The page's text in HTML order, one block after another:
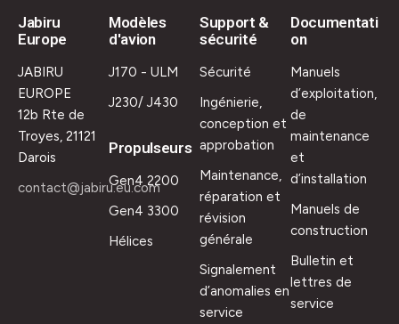
Jabiru
Europe
JABIRU
EUROPE
12b Rte de
Troyes, 21121
Darois
contact@jabiru.eu.com
Modèles
d'avion
J170 - ULM
J230/ J430
Propulseurs
Gen4 2200
Gen4 3300
Hélices
Support &
sécurité
Sécurité
Ingénierie,
conception et
approbation
Maintenance,
réparation et
révision
générale
Signalement
d’anomalies en
service
Documentati
on
Manuels
d’exploitation,
de
maintenance
et
d’installation
Manuels de
construction
Bulletin et
lettres de
service